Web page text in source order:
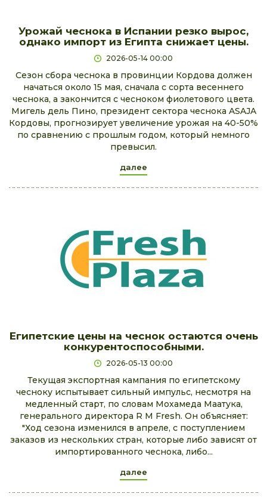
Урожай чеснока в Испании резко вырос,
однако импорт из Египта снижает цены.
2026-05-14 00:00
Сезон сбора чеснока в провинции Кордова должен
начаться около 15 мая, сначала с сорта весеннего
чеснока, а закончится с чесноком фиолетового цвета.
Мигель дель Пино, президент сектора чеснока ASAJA
Кордовы, прогнозирует увеличение урожая на 40-50%
по сравнению с прошлым годом, который немного
превысил.
далее
Египетские цены на чеснок остаются очень
конкурентоспособными.
2026-05-13 00:00
Текущая экспортная кампания по египетскому
чесноку испытывает сильный импульс, несмотря на
медленный старт, по словам Мохамеда Маатука,
генерального директора R M Fresh. Он объясняет:
"Ход сезона изменился в апреле, с поступлением
заказов из нескольких стран, которые либо зависят от
импортированного чеснока, либо...
далее